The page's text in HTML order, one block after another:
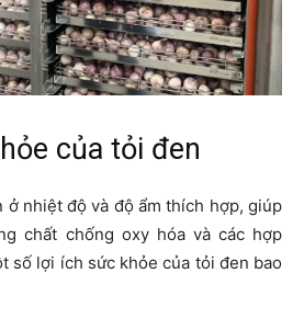
của tỏi đen
ở nhiệt độ và độ ẩm thích hợp, giúp
chất chống oxy hóa và các hợp
số lợi ích sức khỏe của tỏi đen bao